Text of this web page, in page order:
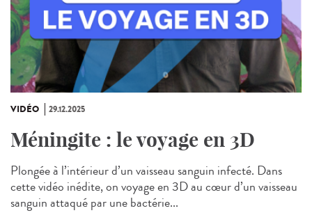
VIDÉO 29.12.2025
Méningite : le voyage en 3D
Plongée à l’intérieur d’un vaisseau sanguin infecté. Dans
cette vidéo inédite, on voyage en 3D au cœur d’un vaisseau
sanguin attaqué par une bactérie...